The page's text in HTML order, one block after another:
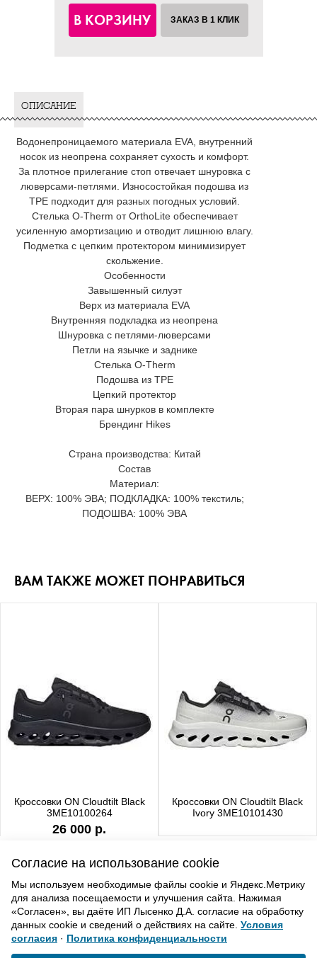
В КОРЗИНУ ЗАКАЗ В 1 КЛИК
ОПИСАНИЕ
Водонепроницаемого материала EVA, внутренний
носок из неопрена сохраняет сухость и комфорт.
За плотное прилегание стоп отвечает шнуровка с
люверсами-петлями. Износостойкая подошва из
TPE подходит для разных погодных условий.
Стелька O-Therm от OrthoLite обеспечивает
усиленную амортизацию и отводит лишнюю влагу.
Подметка с цепким протектором минимизирует
скольжение.
Особенности
Завышенный силуэт
Верх из материала EVA
Внутренняя подкладка из неопрена
Шнуровка с петлями-люверсами
Петли на язычке и заднике
Стелька O-Therm
Подошва из TPE
Цепкий протектор
Вторая пара шнурков в комплекте
Брендинг Hikes
Страна производства: Китай
Состав
Материал:
ВЕРХ: 100% ЭВА; ПОДКЛАДКА: 100% текстиль;
ПОДОШВА: 100% ЭВА
ВАМ ТАКЖЕ МОЖЕТ ПОНРАВИТЬСЯ
Кроссовки ON Cloudtilt Black
3ME10100264
26 000 р.
Кроссовки ON Cloudtilt Black
Ivory 3ME10101430
Согласие на использование cookie
Мы используем необходимые файлы cookie и Яндекс.Метрику
для анализа посещаемости и улучшения сайта. Нажимая
«Согласен», вы даёте ИП Лысенко Д.А. согласие на обработку
данных cookie и сведений о действиях на сайте. Условия
согласия · Политика конфиденциальности